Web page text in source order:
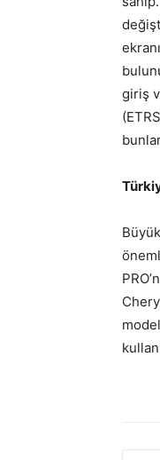
giriş